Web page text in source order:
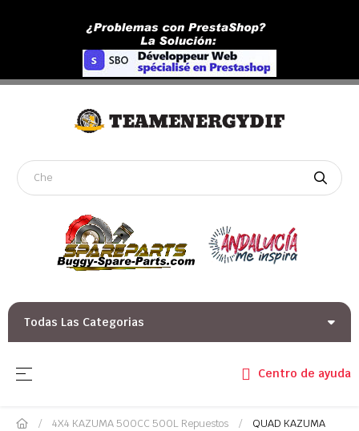
Todas Las Categorias
Navegación de palanca
☰ Centro de ayuda
4X4 KAZUMA 500CC 500L Repuestos
QUAD KAZUMA